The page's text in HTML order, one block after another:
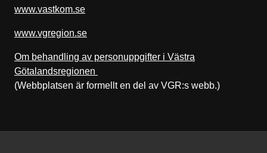
www.vastkom.se
www.vgregion.se
Om behandling av personuppgifter i Västra
Götalandsregionen
(Webbplatsen är formellt en del av VGR:s webb.)